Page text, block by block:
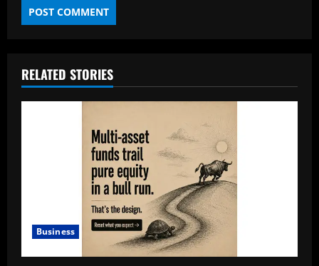
RELATED STORIES
Business